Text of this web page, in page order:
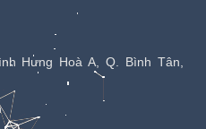
Hưng Hoà A, Q. Bình Tân,